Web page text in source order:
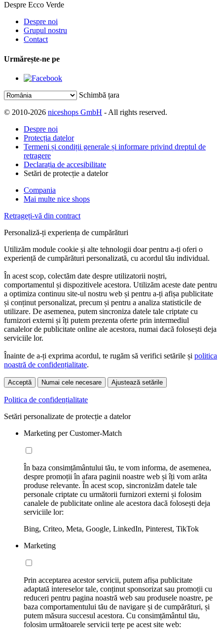
Despre Ecco Verde
Despre noi
Grupul nostru
Contact
Urmărește-ne pe
Schimbă țara
© 2010-2026 niceshops GmbH - All rights reserved.
Despre noi
Protecția datelor
Termeni și condiții generale și informare privind dreptul de
retragere
Declarația de accesibilitate
Setări de protecție a datelor
Compania
Mai multe nice shops
Retrageți-vă din contract
Personaliză-ți experiența de cumpărături
Utilizăm module cookie și alte tehnologii doar pentru a-ți oferi o
experiență de cumpărături personalizată, cu acordul tău individual.
În acest scop, colectăm date despre utilizatorii noștri,
comportamentul și dispozitivele acestora. Utilizăm aceste date pentru
a optimiza continuu site-ul nostru web și pentru a-ți afișa publicitate
și conținut personalizat, precum și pentru a analiza statisticile de
utilizare. De asemenea, putem sincroniza datele tale criptate cu
furnizori externi și îți putem prezenta oferte prin intermediul
canalelor de publicitate online ale acestora, numai dacă folosești deja
serviciile lor.
Înainte de a-ți exprima acordul, te rugăm să verifici setările și politica
noastră de confidențialitate.
Acceptă Numai cele necesare Ajustează setările
Politica de confidențialitate
Setări personalizate de protecție a datelor
Marketing per Customer-Match
În baza consimțământului tău, te vom informa, de asemenea,
despre promoții în afara paginii noastre web și îți vom arăta
produse relevante. În acest scop, sincronizăm datele tale
personale criptate cu următorii furnizori externi și folosim
canalele de publicitate online ale acestora dacă folosești deja
serviciile lor:
Bing, Criteo, Meta, Google, LinkedIn, Pinterest, TikTok
Marketing
Prin acceptarea acestor servicii, putem afișa publicitate
adaptată intereselor tale, conținut sponsorizat sau promoții cu
reduceri pentru pagina noastră web sau produsele noastre, pe
baza comportamentului tău de navigare și de cumpărături, și
putem măsura succesul acestora. Cu consimțământul tău,
folosim următoarele servicii terțe pe acest site web: